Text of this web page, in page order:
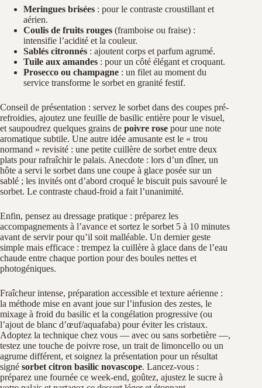
Meringues brisées : pour le contraste croustillant et
aérien.
Coulis de fruits rouges (framboise ou fraise) :
intensifie l’acidité et la couleur.
Sablés citronnés : ajoutent corps et parfum agrumé.
Tuile aux amandes : pour un côté élégant et croquant.
Prosecco ou champagne : un filet au moment du
service transforme le sorbet en granité festif.
Conseil de présentation : servez le sorbet dans des coupes pré-
refroidies, ajoutez une feuille de basilic entière pour le visuel,
et saupoudrez quelques grains de poivre rose pour une note
aromatique subtile. Une autre idée amusante est le « trou
normand » revisité : une petite cuillère de sorbet entre deux
plats pour rafraîchir le palais. Anecdote : lors d’un dîner, un
hôte a servi le sorbet dans une coupe à glace posée sur un
sablé ; les invités ont d’abord croqué le biscuit puis savouré le
sorbet. Le contraste chaud-froid a fait l’unanimité.
Enfin, pensez au dressage pratique : préparez les
accompagnements à l’avance et sortez le sorbet 5 à 10 minutes
avant de servir pour qu’il soit malléable. Un dernier geste
simple mais efficace : trempez la cuillère à glace dans de l’eau
chaude entre chaque portion pour des boules nettes et
photogéniques.
Fraîcheur intense, préparation accessible et texture aérienne :
la méthode mise en avant joue sur l’infusion des zestes, le
mixage à froid du basilic et la congélation progressive (ou
l’ajout de blanc d’œuf/aquafaba) pour éviter les cristaux.
Adoptez la technique chez vous — avec ou sans sorbetière —,
testez une touche de poivre rose, un trait de limoncello ou un
agrume différent, et soignez la présentation pour un résultat
signé sorbet citron basilic novascope. Lancez‑vous :
préparez une fournée ce week‑end, goûtez, ajustez le sucre à